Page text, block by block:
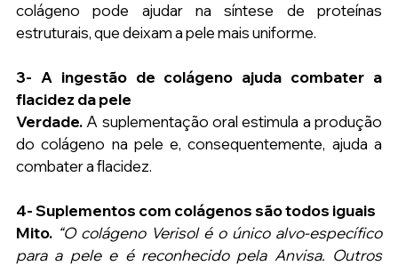
colágeno pode ajudar na síntese de proteínas
estruturais, que deixam a pele mais uniforme.
3- A ingestão de colágeno ajuda combater a
flacidez da pele
Verdade. A suplementação oral estimula a produção
do colágeno na pele e, consequentemente, ajuda a
combater a flacidez.
4- Suplementos com colágenos são todos iguais
Mito. “O colágeno Verisol é o único alvo-específico
para a pele e é reconhecido pela Anvisa. Outros